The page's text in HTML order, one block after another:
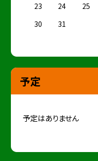
23
24 25
30
31
予定
予定はありません